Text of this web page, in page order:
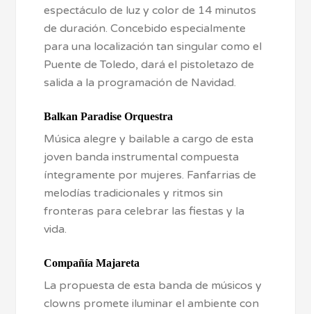
espectáculo de luz y color de 14 minutos
de duración. Concebido especialmente
para una localización tan singular como el
Puente de Toledo, dará el pistoletazo de
salida a la programación de Navidad.
Balkan Paradise Orquestra
Música alegre y bailable a cargo de esta
joven banda instrumental compuesta
íntegramente por mujeres. Fanfarrias de
melodías tradicionales y ritmos sin
fronteras para celebrar las fiestas y la
vida.
Compañía Majareta
La propuesta de esta banda de músicos y
clowns promete iluminar el ambiente con